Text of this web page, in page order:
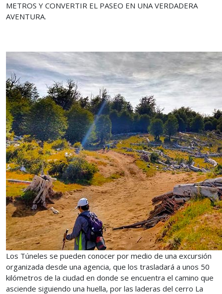
METROS Y CONVERTIR EL PASEO EN UNA VERDADERA
AVENTURA.
Los Túneles se pueden conocer por medio de una excursión
organizada desde una agencia, que los trasladará a unos 50
kilómetros de la ciudad en donde se encuentra el camino que
asciende siguiendo una huella, por las laderas del cerro La